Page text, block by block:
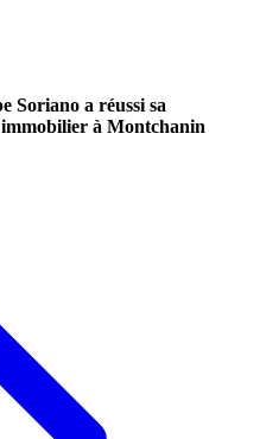
Soriano a réussi sa
à Montchanin